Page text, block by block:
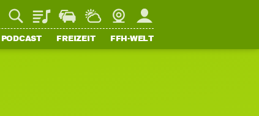
PlaylistStaupilotWetterWebcamMein FFH
PODCAST FREIZEIT FFH-WELT